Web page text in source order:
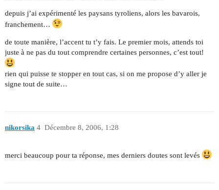
depuis j’ai expérimenté les paysans tyroliens, alors les bavarois,
franchement…
de toute manière, l’accent tu t’y fais. Le premier mois, attends toi
juste à ne pas du tout comprendre certaines personnes, c’est tout!
rien qui puisse te stopper en tout cas, si on me propose d’y aller je
signe tout de suite…
nikorsika Décembre 8, 2006, 1:28
4
merci beaucoup pour ta réponse, mes derniers doutes sont levés